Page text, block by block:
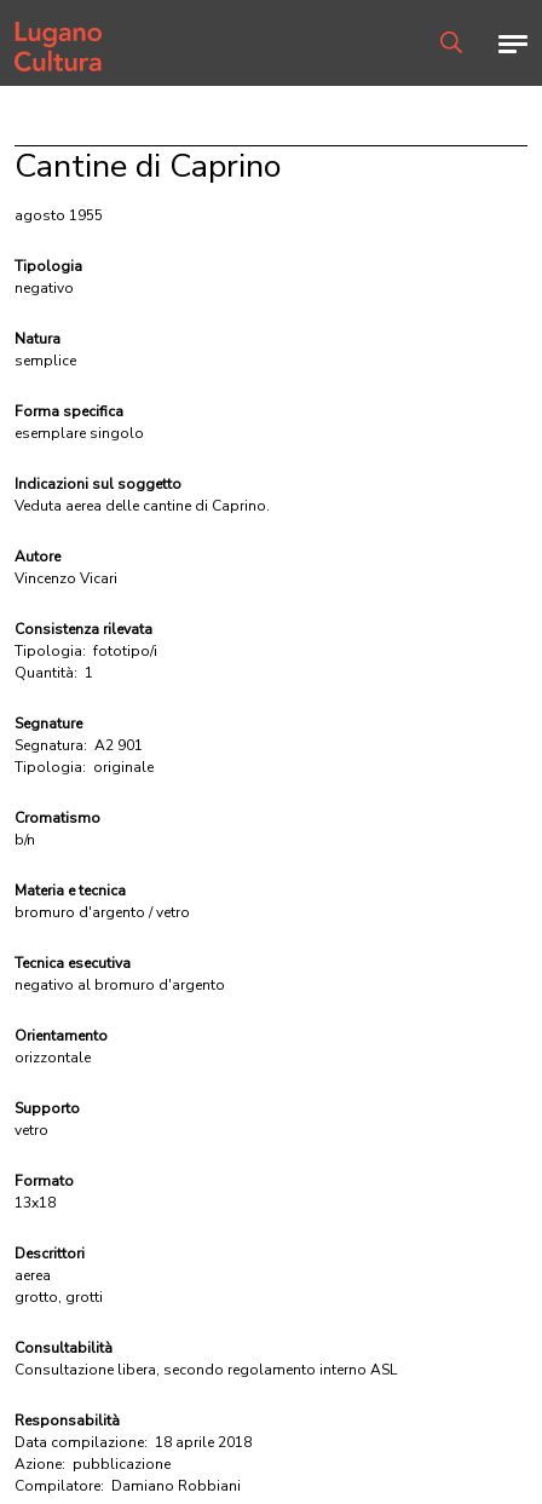
Home page
Cantine di Caprino
agosto 1955
Tipologia
negativo
Natura
semplice
Forma specifica
esemplare singolo
Indicazioni sul soggetto
Veduta aerea delle cantine di Caprino.
Autore
Vincenzo Vicari
Consistenza rilevata
Tipologia: fototipo/i
Quantità: 1
Segnature
Segnatura: A2 901
Tipologia: originale
Cromatismo
b/n
Materia e tecnica
bromuro d'argento / vetro
Tecnica esecutiva
negativo al bromuro d'argento
Orientamento
orizzontale
Supporto
vetro
Formato
13x18
Descrittori
aerea
grotto, grotti
Consultabilità
Consultazione libera, secondo regolamento interno ASL
Responsabilità
Data compilazione: 18 aprile 2018
Azione: pubblicazione
Compilatore: Damiano Robbiani